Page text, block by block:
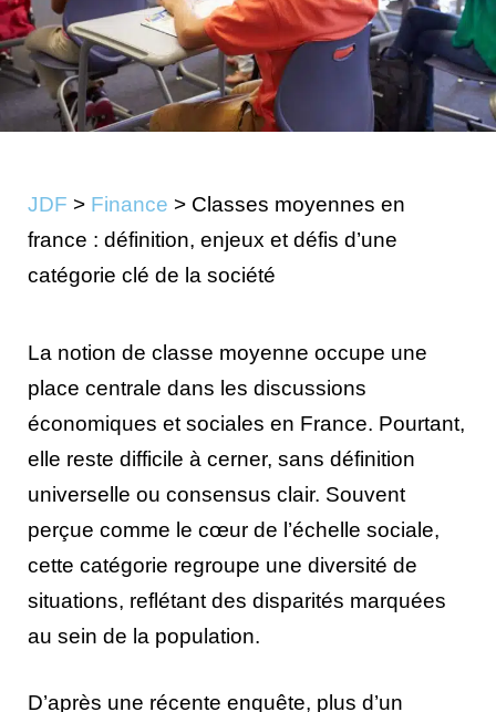
JDF > Finance > Classes moyennes en
france : définition, enjeux et défis d’une
catégorie clé de la société
La notion de classe moyenne occupe une
place centrale dans les discussions
économiques et sociales en France. Pourtant,
elle reste difficile à cerner, sans définition
universelle ou consensus clair. Souvent
perçue comme le cœur de l’échelle sociale,
cette catégorie regroupe une diversité de
situations, reflétant des disparités marquées
au sein de la population.
D’après une récente enquête, plus d’un